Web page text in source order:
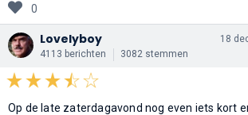
0
Lovelyboy
4113 berichten 3082 stemmen
18
Op de late zaterdagavond nog even iets kort